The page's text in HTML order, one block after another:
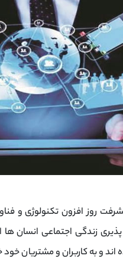
روز افزون تکنولوژی و
پذیری زندگی اجتماعی انسان
و به کاربران و مشتریان خود